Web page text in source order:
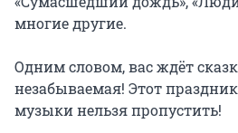
многие другие.
Одним словом, вас ждёт
незабываемая! Этот
музыки нельзя пропустить!